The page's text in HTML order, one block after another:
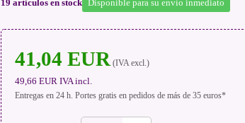
19 artículos en stock Disponible para su envío inmediato
41,04 EUR(IVA excl.)
49,66 EUR IVA incl.
Entregas en 24 h. Portes gratis en pedidos de más de 35 euros*